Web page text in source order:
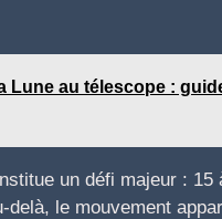
Lune au télescope :
un défi majeur :
le mouvement